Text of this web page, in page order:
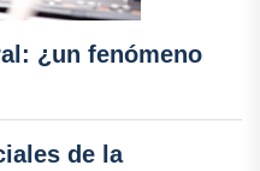
¿un fenómeno
de la